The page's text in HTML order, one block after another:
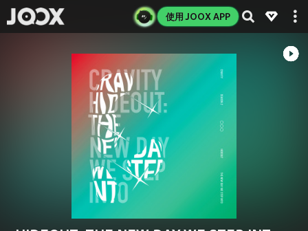
使用 JOOX APP